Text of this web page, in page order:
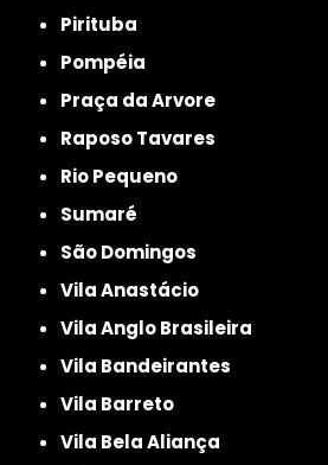
Pirituba
Pompéia
Praça da Arvore
Raposo Tavares
Rio Pequeno
Sumaré
São Domingos
Vila Anastácio
Vila Anglo Brasileira
Vila Bandeirantes
Vila Barreto
Vila Bela Aliança